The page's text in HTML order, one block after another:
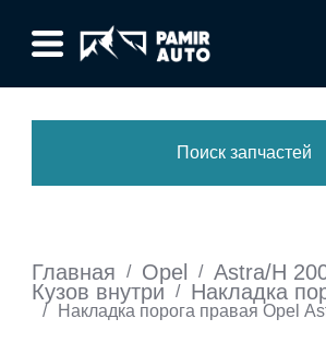
Поиск запчастей
Главная / Opel / Astra/H
Кузов внутри / Накладка
/ Накладка порога правая Opel